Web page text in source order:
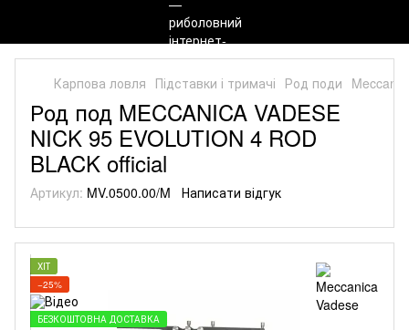
Карпова ловля Підставки і тримачі Род поди
Род под MECCANICA VADESE
NICK 95 EVOLUTION 4 ROD
BLACK official
Артикул: MV.0500.00/M Написати відгук
ХІТ
−25%
БЕЗКОШТОВНА ДОСТАВКА